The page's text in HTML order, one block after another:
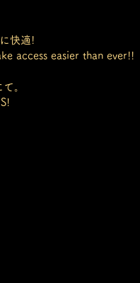
快適!
access easier than ever!!
。